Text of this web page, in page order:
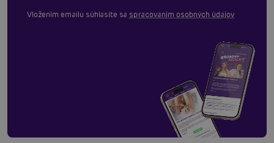
Vložením emailu súhlasíte sa spracovaním osobných údajov